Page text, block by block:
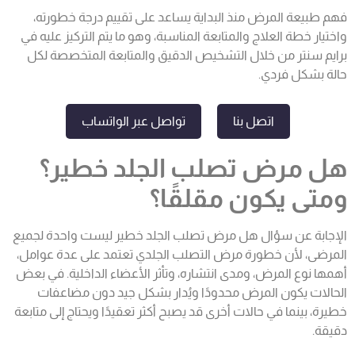
فهم طبيعة المرض منذ البداية يساعد على تقييم درجة خطورته،
واختيار خطة العلاج والمتابعة المناسبة، وهو ما يتم التركيز عليه في
برايم سنتر من خلال التشخيص الدقيق والمتابعة المتخصصة لكل
حالة بشكل فردي.
اتصل بنا تواصل عبر الواتساب
هل مرض تصلب الجلد خطير؟
ومتى يكون مقلقًا؟
الإجابة عن سؤال هل مرض تصلب الجلد خطير ليست واحدة لجميع
المرضى، لأن خطورة مرض التصلب الجلدي تعتمد على عدة عوامل،
أهمها نوع المرض، ومدى انتشاره، وتأثر الأعضاء الداخلية. في بعض
الحالات يكون المرض محدودًا ويُدار بشكل جيد دون مضاعفات
خطيرة، بينما في حالات أخرى قد يصبح أكثر تعقيدًا ويحتاج إلى متابعة
دقيقة.